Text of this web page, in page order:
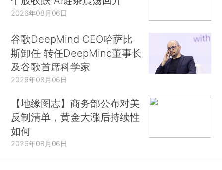
2026年08月06日
谷歌DeepMind CEO哈萨比
斯卸任 转任DeepMind董事长
及谷歌首席科学家
2026年08月06日
【地缘图志】商务部公布对美
反制清单，黄金大涨后持续性
如何
2026年08月06日